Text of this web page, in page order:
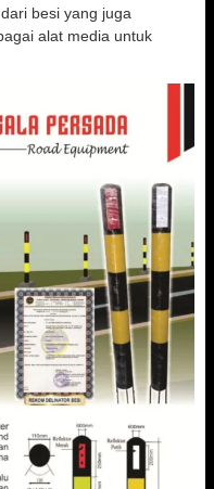
besi yang juga
alat media untuk